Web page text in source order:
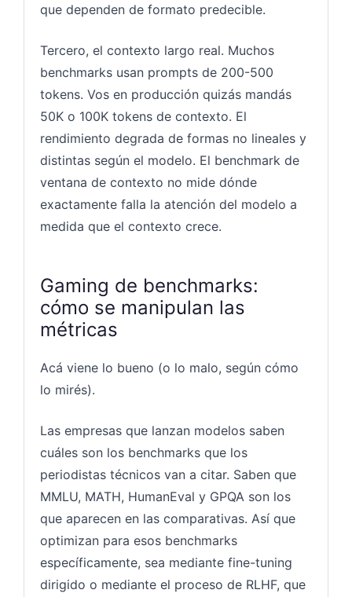
que dependen de formato predecible.
Tercero, el contexto largo real. Muchos
benchmarks usan prompts de 200-500
tokens. Vos en producción quizás mandás
50K o 100K tokens de contexto. El
rendimiento degrada de formas no lineales y
distintas según el modelo. El benchmark de
ventana de contexto no mide dónde
exactamente falla la atención del modelo a
medida que el contexto crece.
Gaming de benchmarks:
cómo se manipulan las
métricas
Acá viene lo bueno (o lo malo, según cómo
lo mirés).
Las empresas que lanzan modelos saben
cuáles son los benchmarks que los
periodistas técnicos van a citar. Saben que
MMLU, MATH, HumanEval y GPQA son los
que aparecen en las comparativas. Así que
optimizan para esos benchmarks
específicamente, sea mediante fine-tuning
dirigido o mediante el proceso de RLHF, que